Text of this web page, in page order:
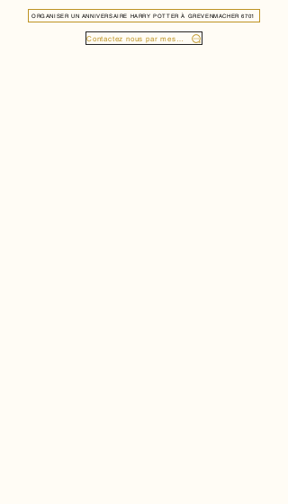
ORGANISER UN ANNIVERSAIRE HARRY POTTER À GREVENMACHER 6701